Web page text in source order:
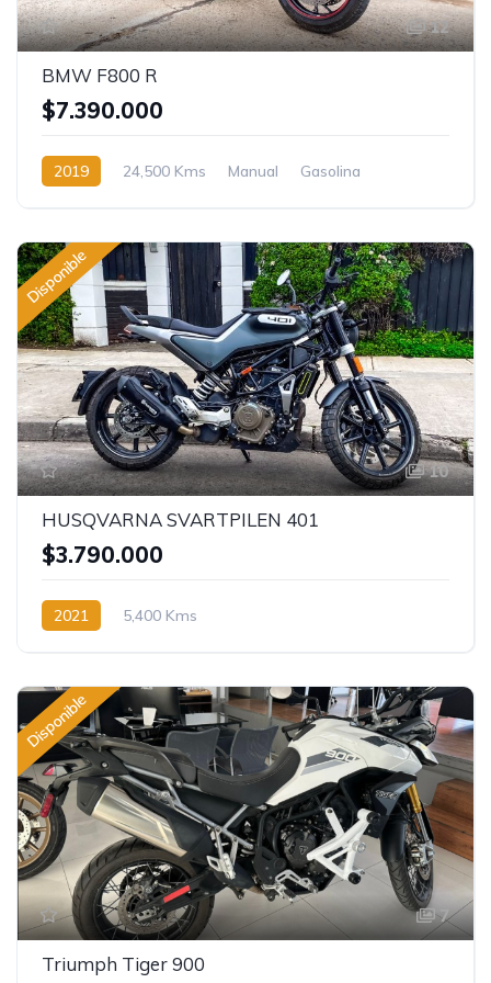
12
BMW F800 R
$7.390.000
2019 24,500 Kms Manual Gasolina
Disponible
10
HUSQVARNA SVARTPILEN 401
$3.790.000
2021 5,400 Kms
Disponible
7
Triumph Tiger 900